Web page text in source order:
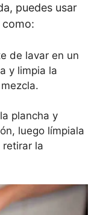
puedes usar
de lavar en un
y limpia la
plancha y
luego límpiala
retirar la